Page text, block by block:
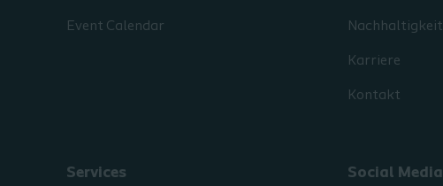
Event Calendar Nachhaltigkeit
Karriere
Kontakt
Services Social Media